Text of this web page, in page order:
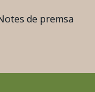
de premsa